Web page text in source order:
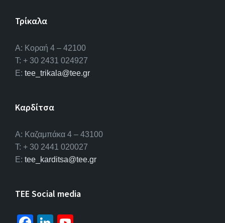
Τρίκαλα
Α: Κοραή 4 – 42100
T: + 30 2431 024927
E: tee_trikala@tee.gr
Καρδίτσα
Α: Καζαμπάκα 4 – 43100
T: + 30 2441 020027
E: tee_karditsa@tee.gr
TEE Social media